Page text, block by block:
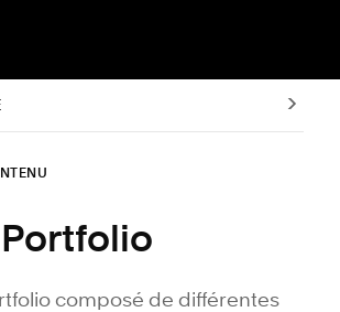
composé de différentes